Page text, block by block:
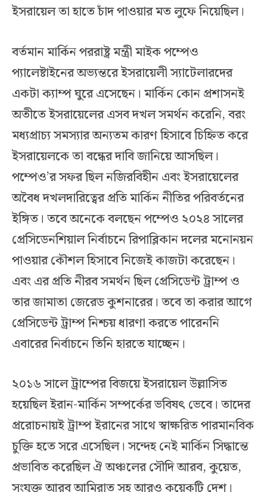
ইসরায়েল তা হাতে চাঁদ পাওয়ার মত লুফে নিয়েছিল।
বর্তমান মার্কিন পররাষ্ট্র মন্ত্রী মাইক পম্পেও
প্যালেষ্টাইনের অভ্যন্তরে ইসরায়েলী স্যাটেলারদের
একটা ক্যাম্প ঘুরে এসেছেন। মার্কিন কোন প্রশাসনই
অতীতে ইসরায়েলের এসব দখল সমর্থন করেনি, বরং
মধ্যপ্রাচ্য সমস্যার অন্যতম কারণ হিসাবে চিহ্নিত করে
ইসরায়েলকে তা বন্ধের দাবি জানিয়ে আসছিল।
পম্পেও’র সফর ছিল নজিরবিহীন এবং ইসরায়েলের
অবৈধ দখলদারিত্বের প্রতি মার্কিন নীতির পরিবর্তনের
ইঙ্গিত। তবে অনেকে বলছেন পম্পেও ২০২৪ সালের
প্রেসিডেনশিয়াল নির্বাচনে রিপাব্লিকান দলের মনোনয়ন
পাওয়ার কৌশল হিসাবে নিজেই কাজটা করেছেন।
এবং এর প্রতি নীরব সমর্থন ছিল প্রেসিডেন্ট ট্রাম্প ও
তার জামাতা জেরেড কুশনারের। তবে তা করার আগে
প্রেসিডেন্ট ট্রাম্প নিশ্চয় ধারণা করতে পারেননি
এবারের নির্বাচনে তিনি হারতে যাচ্ছেন।
২০১৬ সালে ট্রাম্পের বিজয়ে ইসরায়েল উল্লাসিত
হয়েছিল ইরান-মার্কিন সম্পর্কের ভবিষৎ ভেবে। তাদের
প্ররোচনায়ই ট্রাম্প ইরানের সাথে স্বাক্ষরিত পারমানবিক
চুক্তি হতে সরে এসেছিল। সন্দেহ নেই মার্কিন সিদ্ধান্তে
প্রভাবিত করেছিল ঐ অঞ্চলের সৌদি আরব, কুয়েত,